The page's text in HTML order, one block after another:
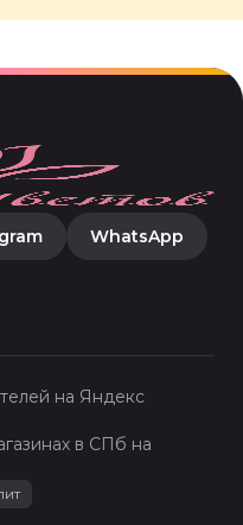
WhatsApp
на Яндекс
в СПб на